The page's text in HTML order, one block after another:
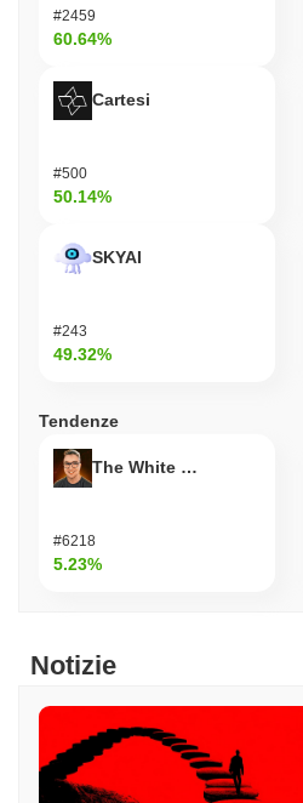
#2459
60.64%
Cartesi
#500
50.14%
SKYAI
#243
49.32%
Tendenze
The White Bull
#6218
5.23%
Notizie